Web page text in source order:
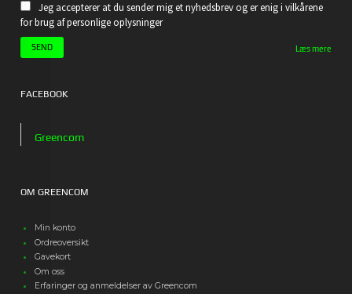
Jeg accepterer at du sender mig et nyhedsbrev og er enig i vilkårene
for brug af personlige oplysninger
Læs mere
FACEBOOK
Greencom
OM GREENCOM
Min konto
Ordreoversikt
Gavekort
Om oss
Erfaringer og anmeldelser av Greencom